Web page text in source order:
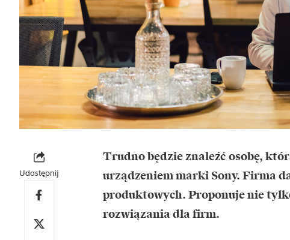
Udostępnij
Trudno będzie znaleźć osobę,
urządzeniem marki Sony. Firma
produktowych. Proponuje nie
rozwiązania dla firm.